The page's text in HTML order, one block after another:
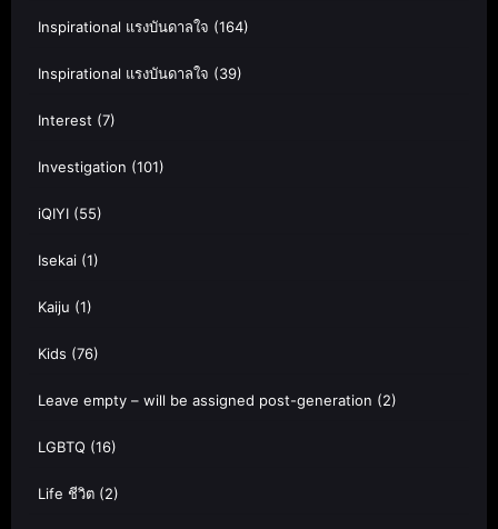
Inspirational แรงบันดาลใจ (164)
Inspirational แรงบันดาลใจ (39)
Interest (7)
Investigation (101)
iQIYI (55)
Isekai (1)
Kaiju (1)
Kids (76)
Leave empty – will be assigned post-generation (2)
LGBTQ (16)
Life ชีวิต (2)